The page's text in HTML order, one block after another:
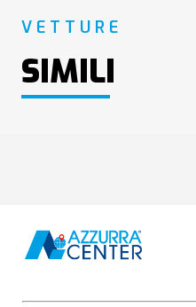
VETTURE
SIMILI